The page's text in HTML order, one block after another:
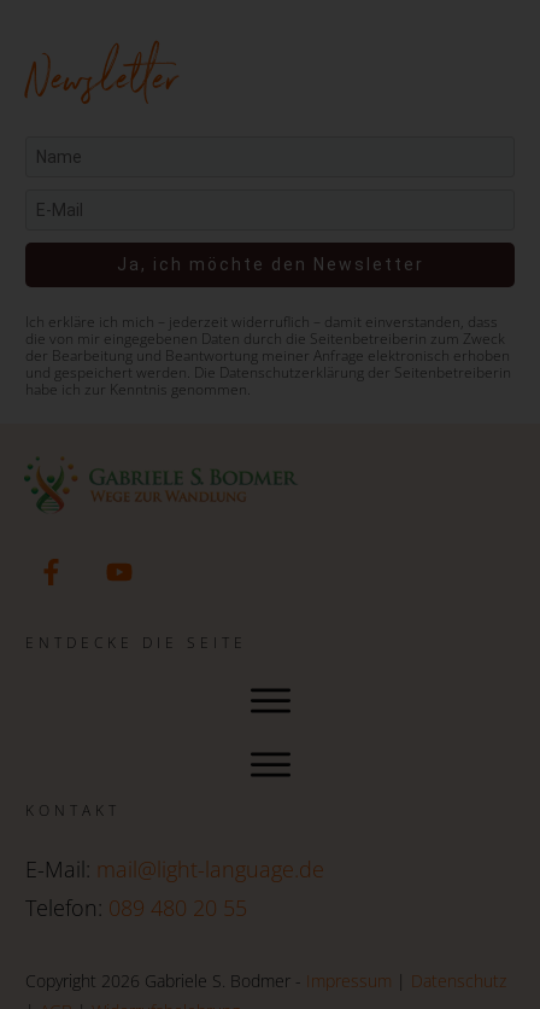
Newsletter
Ja, ich möchte den Newsletter
Ich erkläre ich mich – jederzeit widerruflich – damit einverstanden, dass
die von mir eingegebenen Daten durch die Seitenbetreiberin zum Zweck
der Bearbeitung und Beantwortung meiner Anfrage elektronisch erhoben
und gespeichert werden. Die Datenschutzerklärung der Seitenbetreiberin
habe ich zur Kenntnis genommen.
ENTDECKE DIE SEITE
KONTAKT
E-Mail: mail@light-language.de
Telefon: 089 480 20 55
Copyright 2026 Gabriele S. Bodmer - Impressum | Datenschutz